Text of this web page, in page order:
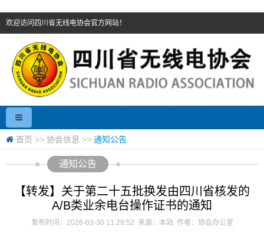
欢迎访问四川省无线电协会官方网站！
首页 >> 协会信息 >> 通知公告
通知公告
【转发】关于第二十五批换发由四川省核发的
A/B类业余电台操作证书的通知
发布时间：2026-03-30 11:29:52 来源：本站 作者：协会办公室